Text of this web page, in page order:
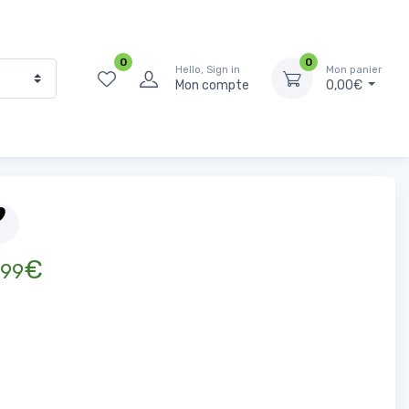
0
Hello, Sign in
Mon compte
0
Mon panier
0,00€
99€